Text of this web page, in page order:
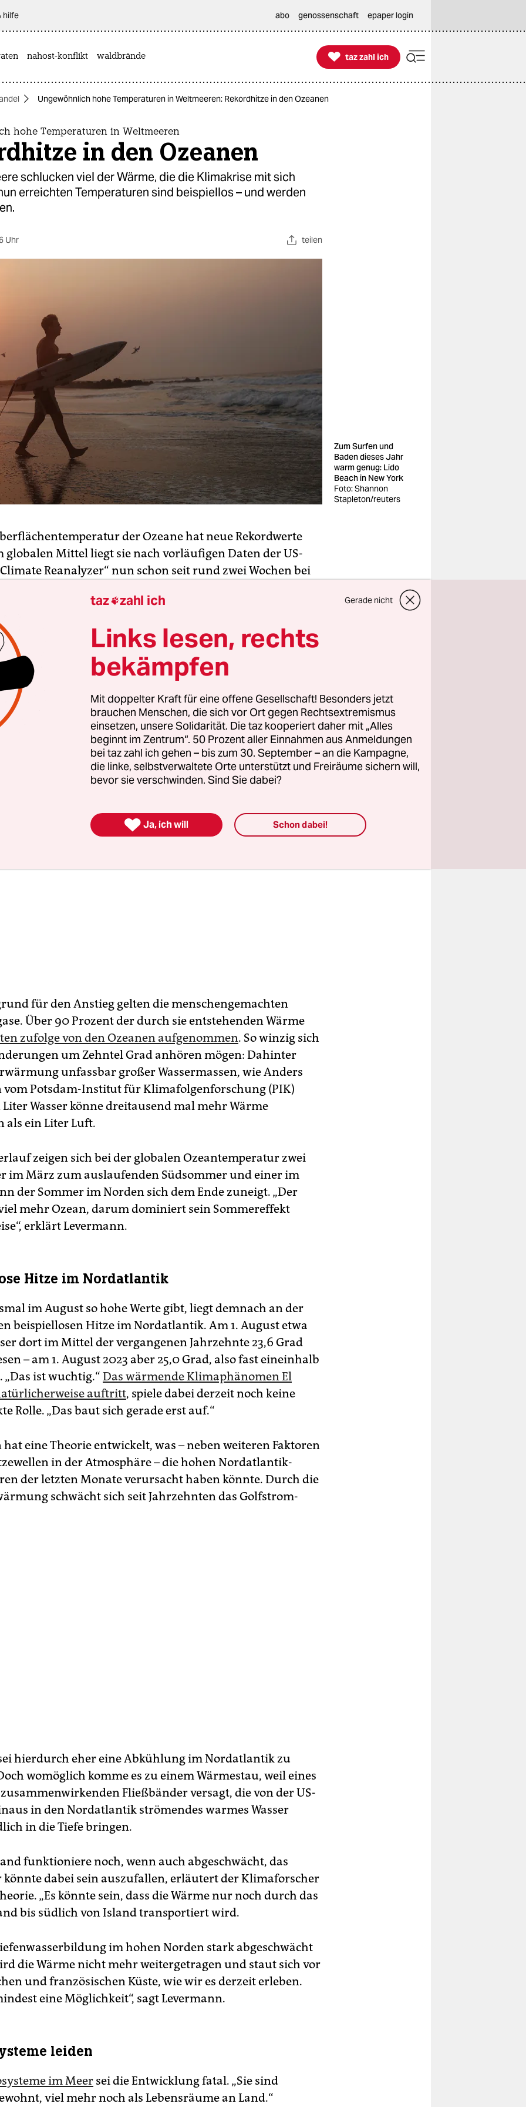
hilfe abo genossenschaft epaper login
nahost-konflikt waldbrände 
taz zahl ich
taz zahl ich
Ungewöhnlich hohe Temperaturen in Weltmeeren: Rekordhitze in den Ozeanen
hohe Temperaturen in Weltmeeren
in den Ozeanen
schlucken viel der Wärme, die die Klimakrise mit sich
erreichten Temperaturen sind beispiellos – und werden
Uhr teilen
Zum Surfen und
Baden dieses Jahr
warm genug: Lido
Beach in New York
Foto: Shannon
Stapleton/reuters
der Ozeane hat neue Rekordwerte
globalen Mittel liegt sie nach vorläufigen Daten der US-
Reanalyzer“ nun schon seit rund zwei Wochen bei
wurde. Die Temperatur liegt damit anhaltend weit
Werten für den Monat August.
warm sind die Ozeane nun schon seit fast einem
seit März weist die Oberfläche der Meere global
für den jeweiligen Monat auf. Anfang April
schon einmal mehrere Tage bei 21,1 Grad und
wie nie seit Beginn der Auswertung gelegen. Davor war
21 Grad im März 2016 und erneut Ende März 2023
für den Anstieg gelten die menschengemachten
Über 90 Prozent der durch sie entstehenden Wärme
zufolge von den Ozeanen aufgenommen. So winzig sich
um Zehntel Grad anhören mögen: Dahinter
unfassbar großer Wassermassen, wie Anders
vom Potsdam-Institut für Klimafolgenforschung (PIK)
Wasser könne dreitausend mal mehr Wärme
als ein Liter Luft.
zeigen sich bei der globalen Ozeantemperatur zwei
im März zum auslaufenden Südsommer und einer im
der Sommer im Norden sich dem Ende zuneigt. „Der
mehr Ozean, darum dominiert sein Sommereffekt
erklärt Levermann.
Hitze im Nordatlantik
im August so hohe Werte gibt, liegt demnach an der
beispiellosen Hitze im Nordatlantik. Am 1. August etwa
dort im Mittel der vergangenen Jahrzehnte 23,6 Grad
– am 1. August 2023 aber 25,0 Grad, also fast eineinhalb
„Das ist wuchtig.“ Das wärmende Klimaphänomen El
auftritt, spiele dabei derzeit noch keine
Rolle. „Das baut sich gerade erst auf.“
hat eine Theorie entwickelt, was – neben weiteren Faktoren
in der Atmosphäre – die hohen Nordatlantik-
der letzten Monate verursacht haben könnte. Durch die
schwächt sich seit Jahrzehnten das Golfstrom-
hierdurch eher eine Abkühlung im Nordatlantik zu
womöglich komme es zu einem Wärmestau, weil eines
Fließbänder versagt, die von der US-
in den Nordatlantik strömendes warmes Wasser
in die Tiefe bringen.
funktioniere noch, wenn auch abgeschwächt, das
könnte dabei sein auszufallen, erläutert der Klimaforscher
„Es könnte sein, dass die Wärme nur noch durch das
bis südlich von Island transportiert wird.
im hohen Norden stark abgeschwächt
die Wärme nicht mehr weitergetragen und staut sich vor
und französischen Küste, wie wir es derzeit erleben.
eine Möglichkeit“, sagt Levermann.
leiden
im Meer sei die Entwicklung fatal. „Sie sind
viel mehr noch als Lebensräume an Land.“
taz zahl ich Gerade nicht
Links lesen, rechts
bekämpfen
Mit doppelter Kraft für eine offene Gesellschaft! Besonders jetzt
brauchen Menschen, die sich vor Ort gegen Rechtsextremismus
einsetzen, unsere Solidarität. Die taz kooperiert daher mit „Alles
beginnt im Zentrum“. 50 Prozent aller Einnahmen aus Anmeldungen
bei taz zahl ich gehen – bis zum 30. September – an die Kampagne,
die linke, selbstverwaltete Orte unterstützt und Freiräume sichern will,
bevor sie verschwinden. Sind Sie dabei?
 Ja, ich will Schon dabei!